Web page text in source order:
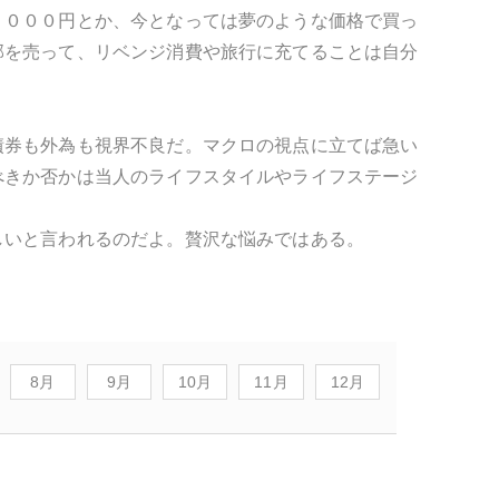
００円とか、今となっては夢のような価格で買っ
売って、リベンジ消費や旅行に充てることは自分
も外為も視界不良だ。マクロの視点に立てば急い
か否かは当人のライフスタイルやライフステージ
と言われるのだよ。贅沢な悩みではある。
8月 9月 10月 11月 12月